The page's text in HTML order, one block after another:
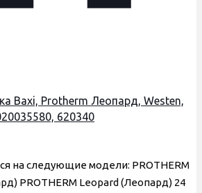
Baxi, Protherm Леопард, Westen,
620340
на следующие модели: PROTHERM
PROTHERM Leopard (Леопард) 24